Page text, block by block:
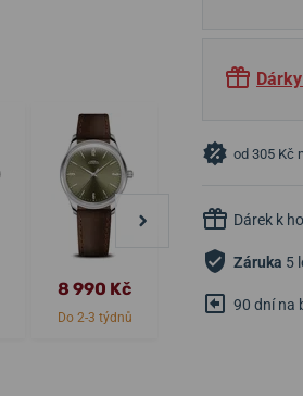
od 305 Kč
Dárek k
Záruka 5
90 dní na
8 990 Kč
Do 2-3 týdnů
8 900 Kč
Do 2-3 týdnů